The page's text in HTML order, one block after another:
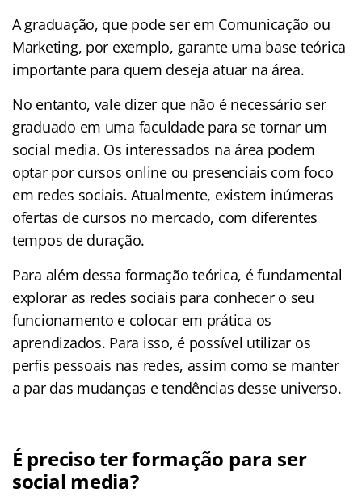
A graduação, que pode ser em Comunicação ou
Marketing, por exemplo, garante uma base teórica
importante para quem deseja atuar na área.
No entanto, vale dizer que não é necessário ser
graduado em uma faculdade para se tornar um
social media. Os interessados na área podem
optar por cursos online ou presenciais com foco
em redes sociais. Atualmente, existem inúmeras
ofertas de cursos no mercado, com diferentes
tempos de duração.
Para além dessa formação teórica, é fundamental
explorar as redes sociais para conhecer o seu
funcionamento e colocar em prática os
aprendizados. Para isso, é possível utilizar os
perfis pessoais nas redes, assim como se manter
a par das mudanças e tendências desse universo.
É preciso ter formação para ser
social media?